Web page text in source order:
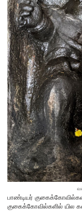
பாண்டியர்
குகைக்கோவில்களில் யில